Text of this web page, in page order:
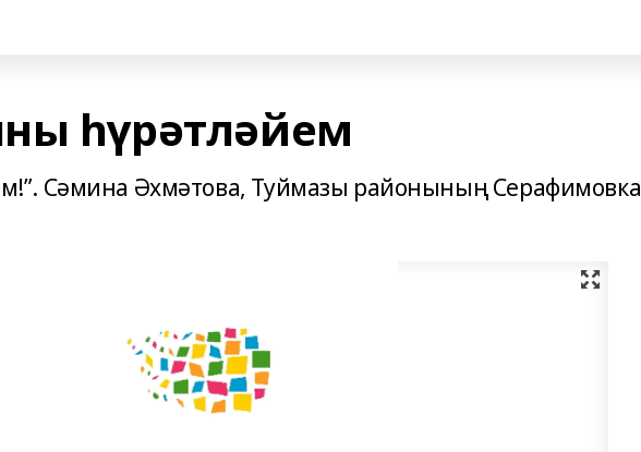
һүрәтләйем
Сәмина Әхмәтова, Туймазы районының Серафимовка